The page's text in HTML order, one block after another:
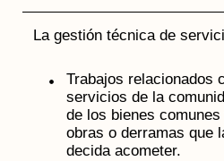
La gestión técnica de
Trabajos relacionados
servicios de la
de los bienes
obras o derramas que
decida acometer.